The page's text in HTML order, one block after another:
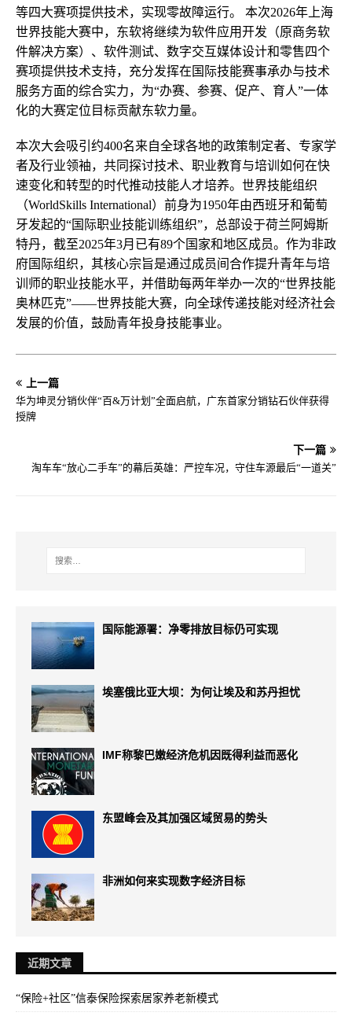
等四大赛项提供技术，实现零故障运行。 本次2026年上海
世界技能大赛中，东软将继续为软件应用开发（原商务软
件解决方案）、软件测试、数字交互媒体设计和零售四个
赛项提供技术支持，充分发挥在国际技能赛事承办与技术
服务方面的综合实力，为“办赛、参赛、促产、育人”一体
化的大赛定位目标贡献东软力量。
本次大会吸引约400名来自全球各地的政策制定者、专家学
者及行业领袖，共同探讨技术、职业教育与培训如何在快
速变化和转型的时代推动技能人才培养。世界技能组织
（WorldSkills International）前身为1950年由西班牙和葡萄
牙发起的“国际职业技能训练组织”，总部设于荷兰阿姆斯
特丹，截至2025年3月已有89个国家和地区成员。作为非政
府国际组织，其核心宗旨是通过成员间合作提升青年与培
训师的职业技能水平，并借助每两年举办一次的“世界技能
奥林匹克”——世界技能大赛，向全球传递技能对经济社会
发展的价值，鼓励青年投身技能事业。
上一篇
华为坤灵分销伙伴“百&万计划”全面启航，广东首家分销钻石伙伴获得
授牌
下一篇
淘车车“放心二手车”的幕后英雄：严控车况，守住车源最后“一道关”
国际能源署：净零排放目标仍可实现
埃塞俄比亚大坝：为何让埃及和苏丹担忧
IMF称黎巴嫩经济危机因既得利益而恶化
东盟峰会及其加强区域贸易的势头
非洲如何来实现数字经济目标
近期文章
“保险+社区”信泰保险探索居家养老新模式